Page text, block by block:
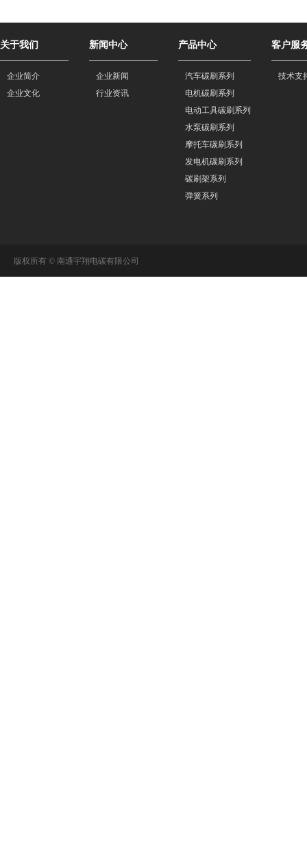
关于我们
企业简介
企业文化
新闻中心
企业新闻
行业资讯
产品中心
汽车碳刷系列
电机碳刷系列
电动工具碳刷系列
水泵碳刷系列
摩托车碳刷系列
发电机碳刷系列
碳刷架系列
弹簧系列
客户服
技术支
版权所有 © 南通宇翔电碳有限公司